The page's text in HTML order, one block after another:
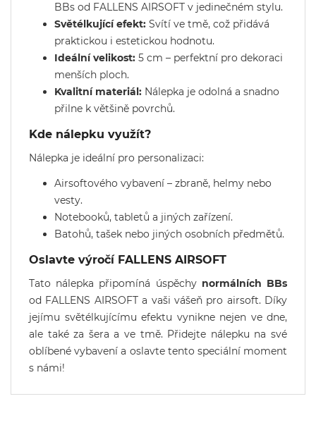
BBs od FALLENS AIRSOFT v jedinečném stylu.
Světélkující efekt: Svítí ve tmě, což přidává
praktickou i estetickou hodnotu.
Ideální velikost: 5 cm – perfektní pro dekoraci
menších ploch.
Kvalitní materiál: Nálepka je odolná a snadno
přilne k většině povrchů.
Kde nálepku využít?
Nálepka je ideální pro personalizaci:
Airsoftového vybavení – zbraně, helmy nebo
vesty.
Notebooků, tabletů a jiných zařízení.
Batohů, tašek nebo jiných osobních předmětů.
Oslavte výročí FALLENS AIRSOFT
Tato nálepka připomíná úspěchy normálních BBs
od FALLENS AIRSOFT a vaši vášeň pro airsoft. Díky
jejímu světélkujícímu efektu vynikne nejen ve dne,
ale také za šera a ve tmě. Přidejte nálepku na své
oblíbené vybavení a oslavte tento speciální moment
s námi!